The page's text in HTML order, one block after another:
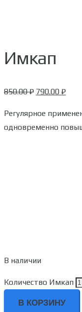
Имкап
850.00₽ 790.00 ₽
Регулярное
одновременно
В наличии
Количество Имкап
В КОРЗИНУ